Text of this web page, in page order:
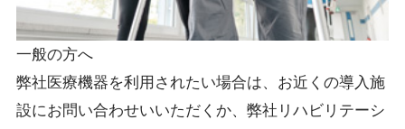
一般の方へ
弊社医療機器を利用されたい場合は、お近くの導入施
設にお問い合わせいいただくか、弊社リハビリテーシ